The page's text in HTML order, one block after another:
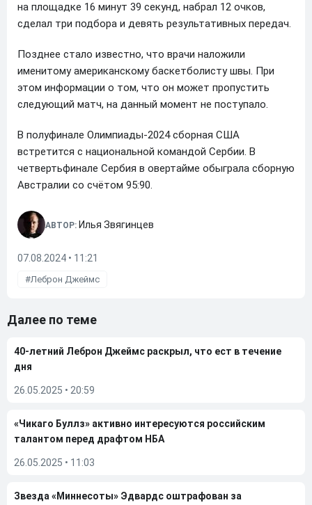
на площадке 16 минут 39 секунд, набрал 12 очков,
сделал три подбора и девять результативных передач.
Позднее стало известно, что врачи наложили
именитому американскому баскетболисту швы. При
этом информации о том, что он может пропустить
следующий матч, на данный момент не поступало.
В полуфинале Олимпиады-2024 сборная США
встретится с национальной командой Сербии. В
четвертьфинале Сербия в овертайме обыграла сборную
Австралии со счётом 95:90.
АВТОР: Илья Звягинцев
07.08.2024 • 11:21
Леброн Джеймс
Далее по теме
40-летний Леброн Джеймс раскрыл, что ест в течение
дня
26.05.2025 • 20:59
«Чикаго Буллз» активно интересуются российским
талантом перед драфтом НБА
26.05.2025 • 11:03
Звезда «Миннесоты» Эдвардс оштрафован за